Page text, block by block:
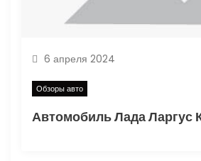
6 апреля 2024
Обзоры авто
Автомобиль Лада Ларгус